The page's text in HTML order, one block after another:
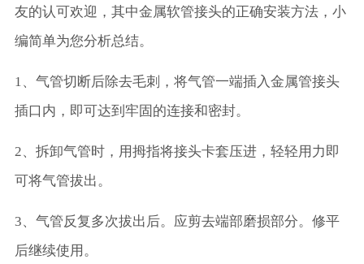
友的认可欢迎，其中金属软管接头的正确安装方法，小
编简单为您分析总结。
1、气管切断后除去毛刺，将气管一端插入金属管接头
插口内，即可达到牢固的连接和密封。
2、拆卸气管时，用拇指将接头卡套压进，轻轻用力即
可将气管拔出。
3、气管反复多次拔出后。应剪去端部磨损部分。修平
后继续使用。